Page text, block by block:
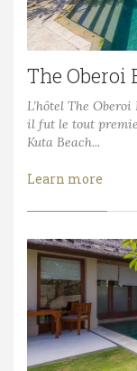
The
L’hôtel The
il fut le tout
Kuta Beach...
Learn more